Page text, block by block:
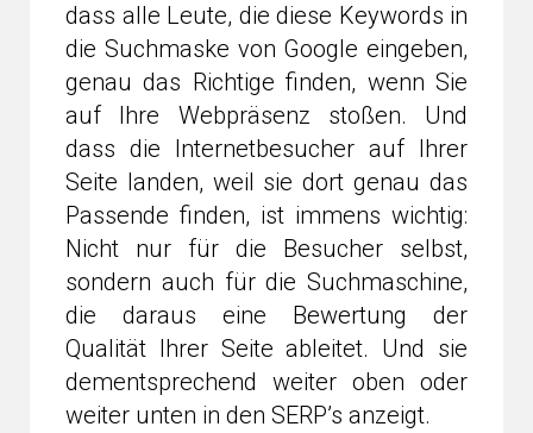
dass alle Leute, die diese Keywords in
die Suchmaske von Google eingeben,
genau das Richtige finden, wenn Sie
auf Ihre Webpräsenz stoßen. Und
dass die Internetbesucher auf Ihrer
Seite landen, weil sie dort genau das
Passende finden, ist immens wichtig:
Nicht nur für die Besucher selbst,
sondern auch für die Suchmaschine,
die daraus eine Bewertung der
Qualität Ihrer Seite ableitet. Und sie
dementsprechend weiter oben oder
weiter unten in den SERP’s anzeigt.